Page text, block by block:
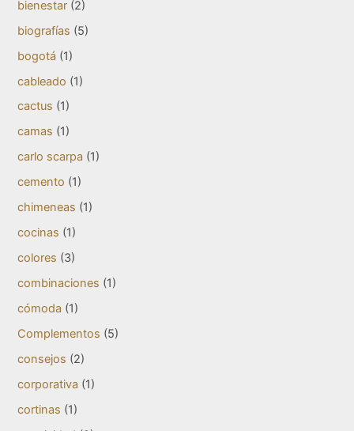
bienestar (2)
biografías (5)
bogotá (1)
cableado (1)
cactus (1)
camas (1)
carlo scarpa (1)
cemento (1)
chimeneas (1)
cocinas (1)
colores (3)
combinaciones (1)
cómoda (1)
Complementos (5)
consejos (2)
corporativa (1)
cortinas (1)